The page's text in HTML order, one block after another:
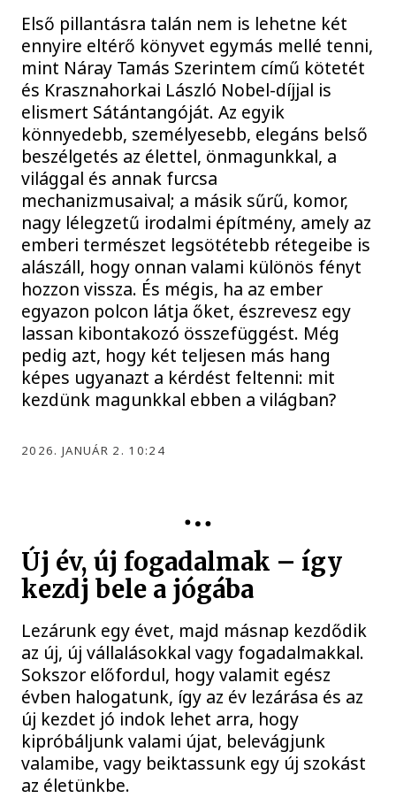
Első pillantásra talán nem is lehetne két
ennyire eltérő könyvet egymás mellé tenni,
mint Náray Tamás Szerintem című kötetét
és Krasznahorkai László Nobel-díjjal is
elismert Sátántangóját. Az egyik
könnyedebb, személyesebb, elegáns belső
beszélgetés az élettel, önmagunkkal, a
világgal és annak furcsa
mechanizmusaival; a másik sűrű, komor,
nagy lélegzetű irodalmi építmény, amely az
emberi természet legsötétebb rétegeibe is
alászáll, hogy onnan valami különös fényt
hozzon vissza. És mégis, ha az ember
egyazon polcon látja őket, észrevesz egy
lassan kibontakozó összefüggést. Még
pedig azt, hogy két teljesen más hang
képes ugyanazt a kérdést feltenni: mit
kezdünk magunkkal ebben a világban?
2026. JANUÁR 2. 10:24
Új év, új fogadalmak – így
kezdj bele a jógába
Lezárunk egy évet, majd másnap kezdődik
az új, új vállalásokkal vagy fogadalmakkal.
Sokszor előfordul, hogy valamit egész
évben halogatunk, így az év lezárása és az
új kezdet jó indok lehet arra, hogy
kipróbáljunk valami újat, belevágjunk
valamibe, vagy beiktassunk egy új szokást
az életünkbe.